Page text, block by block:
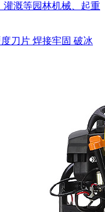
灌溉等园林机械、起重
刀片 焊接牢固 破冰